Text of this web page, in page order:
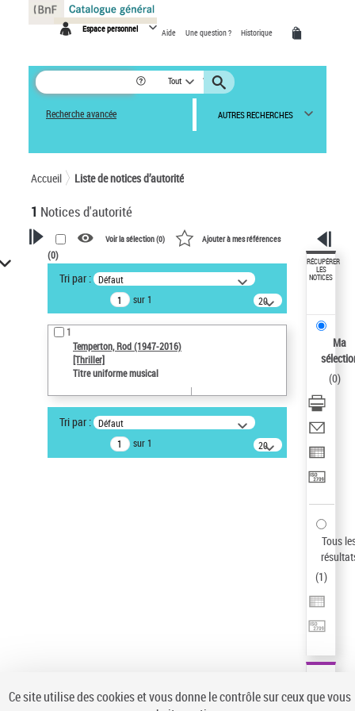
Espace personnel Aide Une question ? Historique
Tout
Recherche avancée AUTRES RECHERCHES
Accueil Liste de notices d’autorité
1 Notices d'autorité
VOTRE RECHERCHE
Recherche avancée dans les
notices d’autorité
Œuvres liées à l'auteur :
Temperton, Rod (1947-2016)
Type de notice d'autorité
Type de notice d'autorité
Voir la sélection (0) Ajouter à mes références
(0)
Tri par : Défaut
sur 1
20
résultats/page
1
Temperton, Rod (1947-2016)
[Thriller]
Titre uniforme musical
Tri par : Défaut
sur 1
20
résultats/page
RÉCUPÉRER
LES
NOTICES
Ma
(0)
Tous
(1)
Panneau de gestion des cookies
Ce site utilise des cookies et vous donne le contrôle sur ceux que vous